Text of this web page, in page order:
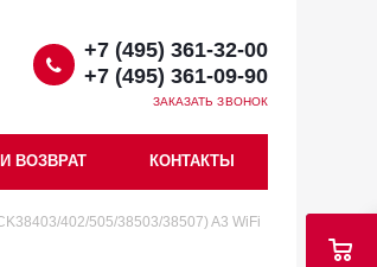
+7 (495) 361-32-00
+7 (495) 361-09-90
ЗАКАЗАТЬ ЗВОНОК
ВОЗВРАТ КОНТАКТЫ
402/505/38503/38507) A3 WiFi